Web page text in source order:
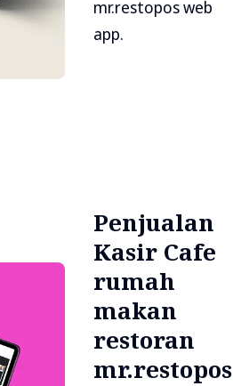
mr.restopos web
app.
Penjualan
Kasir Cafe
rumah
makan
restoran
mr.restopos